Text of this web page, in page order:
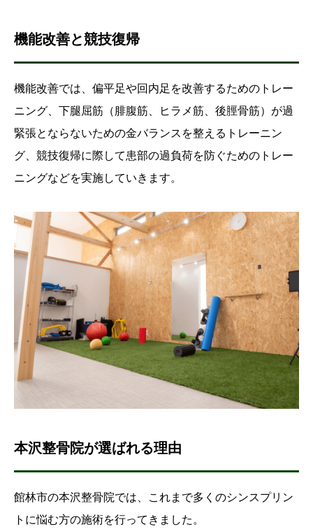
機能改善と競技復帰
機能改善では、偏平足や回内足を改善するためのトレー
ニング、下腿屈筋（腓腹筋、ヒラメ筋、後脛骨筋）が過
緊張とならないための金バランスを整えるトレーニン
グ、競技復帰に際して患部の過負荷を防ぐためのトレー
ニングなどを実施していきます。
本沢整骨院が選ばれる理由
館林市の本沢整骨院では、これまで多くのシンスプリン
トに悩む方の施術を行ってきました。